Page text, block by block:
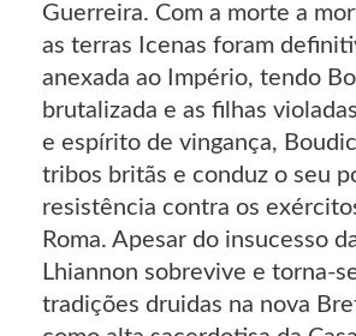
Guerreira. Com a morte a
as terras Icenas foram
anexada ao Império, tendo
brutalizada e as filhas
e espírito de vingança,
tribos britãs e conduz o seu
resistência contra os
Roma. Apesar do insucesso
Lhiannon sobrevive e torna-
tradições druidas na nova